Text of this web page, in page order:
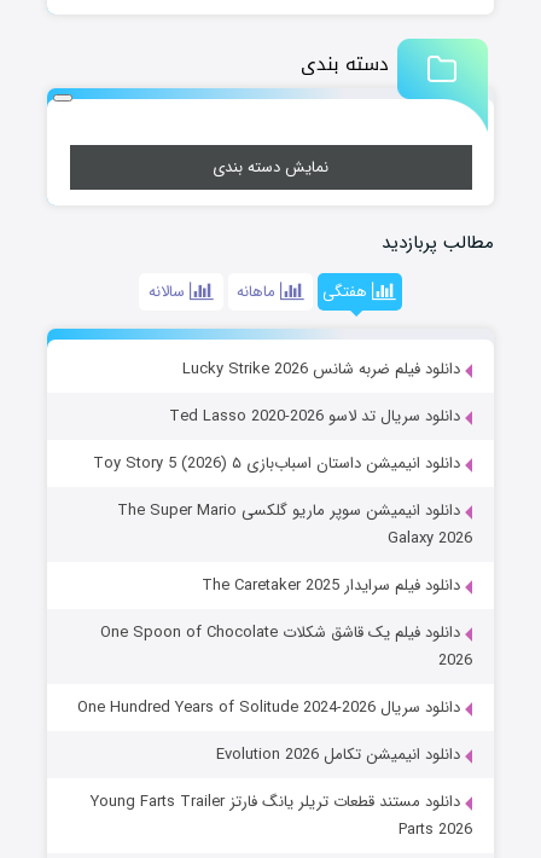
دسته بندی
نمایش دسته بندی
مطالب پربازدید
هفتگی ماهانه سالانه
دانلود فیلم ضربه شانس Lucky Strike 2026
دانلود سریال تد لاسو Ted Lasso 2020-2026
دانلود انیمیشن داستان اسباب‌بازی ۵ Toy Story 5 (2026)
دانلود انیمیشن سوپر ماریو گلکسی The Super Mario
Galaxy 2026
دانلود فیلم سرایدار The Caretaker 2025
دانلود فیلم یک قاشق شکلات One Spoon of Chocolate
2026
دانلود سریال One Hundred Years of Solitude 2024-2026
دانلود انیمیشن تکامل Evolution 2026
دانلود مستند قطعات تریلر یانگ فارتز Young Farts Trailer
Parts 2026